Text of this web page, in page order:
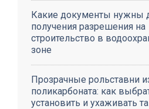
Какие документы нужны
получения разрешения на
строительство в
зоне
Прозрачные рольставни
поликарбоната: как
установить и ухаживать